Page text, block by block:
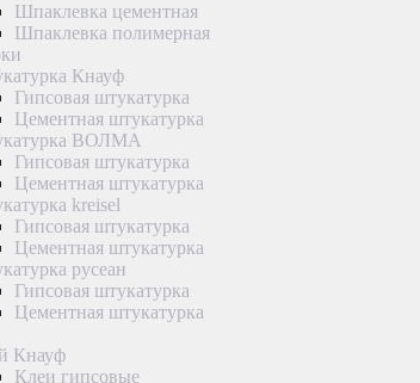
Шпаклевка цементная
Шпаклевка полимерная
Кнауф
Гипсовая штукатурка
Цементная штукатурка
ВОЛМА
Гипсовая штукатурка
Цементная штукатурка
kreisel
Гипсовая штукатурка
Цементная штукатурка
русеан
Гипсовая штукатурка
Цементная штукатурка
Кнауф
Клеи гипсовые